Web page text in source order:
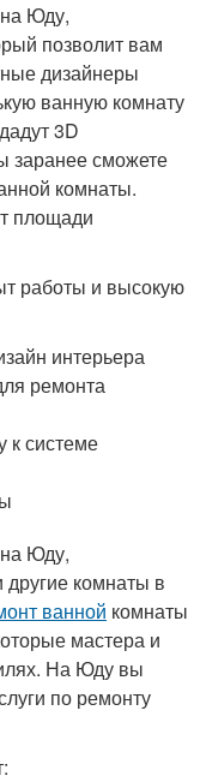
Юду,
позволит вам
дизайнеры
ванную комнату
3D
заранее сможете
комнаты.
площади
работы и высокую
интерьера
ремонта
к системе
Юду,
комнаты в
ванной комнаты
мастера и
На Юду вы
по ремонту